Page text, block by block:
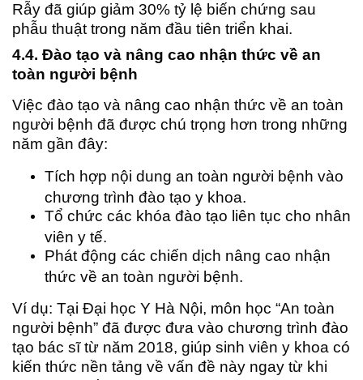
Rẫy đã giúp giảm 30% tỷ lệ biến chứng sau
phẫu thuật trong năm đầu tiên triển khai.
4.4. Đào tạo và nâng cao nhận thức về an
toàn người bệnh
Việc đào tạo và nâng cao nhận thức về an toàn
người bệnh đã được chú trọng hơn trong những
năm gần đây:
Tích hợp nội dung an toàn người bệnh vào
chương trình đào tạo y khoa.
Tổ chức các khóa đào tạo liên tục cho nhân
viên y tế.
Phát động các chiến dịch nâng cao nhận
thức về an toàn người bệnh.
Ví dụ: Tại Đại học Y Hà Nội, môn học “An toàn
người bệnh” đã được đưa vào chương trình đào
tạo bác sĩ từ năm 2018, giúp sinh viên y khoa có
kiến thức nền tảng về vấn đề này ngay từ khi